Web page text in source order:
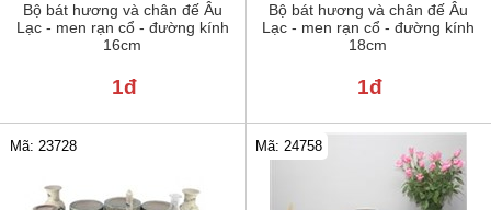
Bộ bát hương và chân đế Âu
Lạc - men rạn cổ - đường kính
16cm
1đ
Bộ bát hương và chân đế Âu
Lạc - men rạn cổ - đường kính
18cm
1đ
Mã: 23728 Mã: 24758